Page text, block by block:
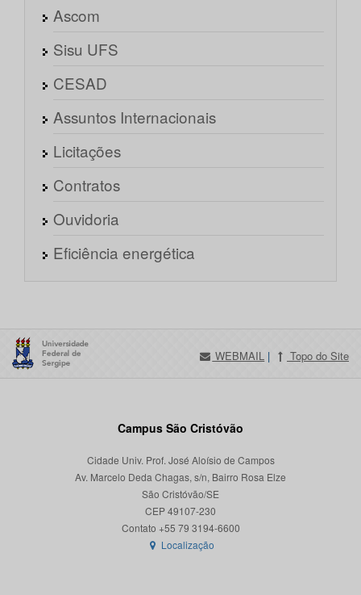
Ascom
Sisu UFS
CESAD
Assuntos Internacionais
Licitações
Contratos
Ouvidoria
Eficiência energética
WEBMAIL | Topo do Site
Campus São Cristóvão
Cidade Univ. Prof. José Aloísio de Campos
Av. Marcelo Deda Chagas, s/n, Bairro Rosa Elze
São Cristóvão/SE
CEP 49107-230
Localização